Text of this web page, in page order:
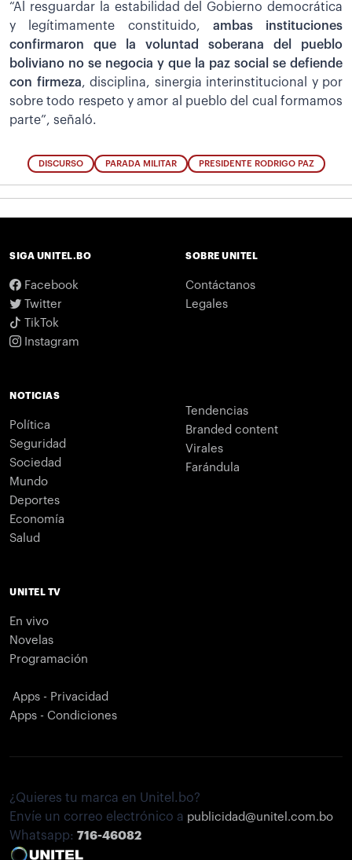
“Al resguardar la estabilidad del Gobierno democrática
y legítimamente constituido, ambas instituciones
confirmaron que la voluntad soberana del pueblo
boliviano no se negocia y que la paz social se defiende
con firmeza, disciplina, sinergia interinstitucional y por
sobre todo respeto y amor al pueblo del cual formamos
parte”, señaló.
DISCURSO PARADA MILITAR PRESIDENTE RODRIGO PAZ
SIGA UNITEL.BO
Facebook
Twitter
TikTok
Instagram
SOBRE UNITEL
Contáctanos
Legales
NOTICIAS
Política
Seguridad
Sociedad
Mundo
Deportes
Economía
Salud
Tendencias
Branded content
Virales
Farándula
UNITEL TV
En vivo
Novelas
Programación
Apps - Privacidad
Apps - Condiciones
¿Quieres tu marca en Unitel.bo?
Envíe un correo electrónico a publicidad@unitel.com.bo
Whatsapp: 716-46082